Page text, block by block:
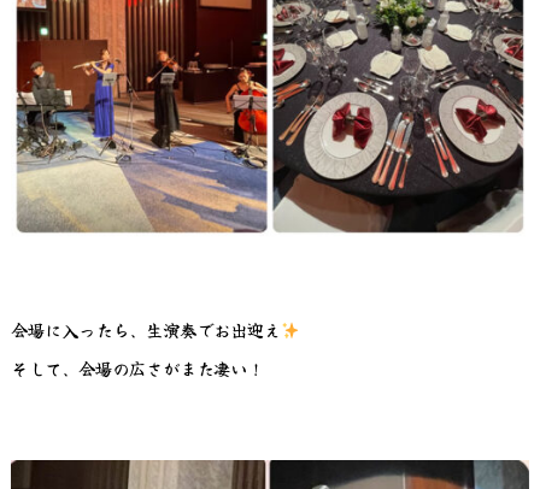
会場に入ったら、生演奏でお出迎え
そして、会場の広さがまた凄い！